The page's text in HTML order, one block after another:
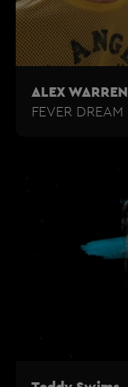
ALEX WARREN
FEVER DREAM